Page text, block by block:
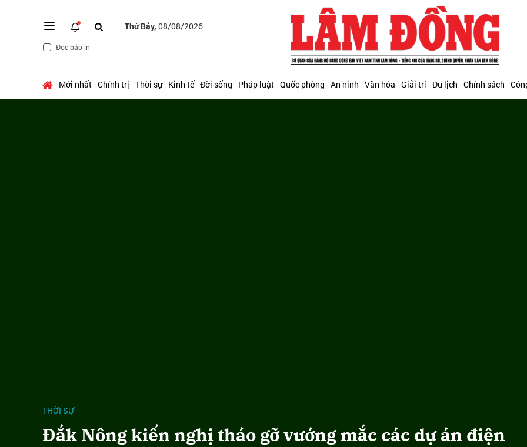
Thứ Bảy, 08/08/2026
Đọc báo in
Mới nhất Chính trị Thời sự Kinh tế Đời sống Pháp luật Quốc phòng - An ninh Văn hóa - Giải trí Du lịch Chính sách
THỜI SỰ
Đắk Nông kiến nghị tháo gỡ vướng mắc các dự án điện